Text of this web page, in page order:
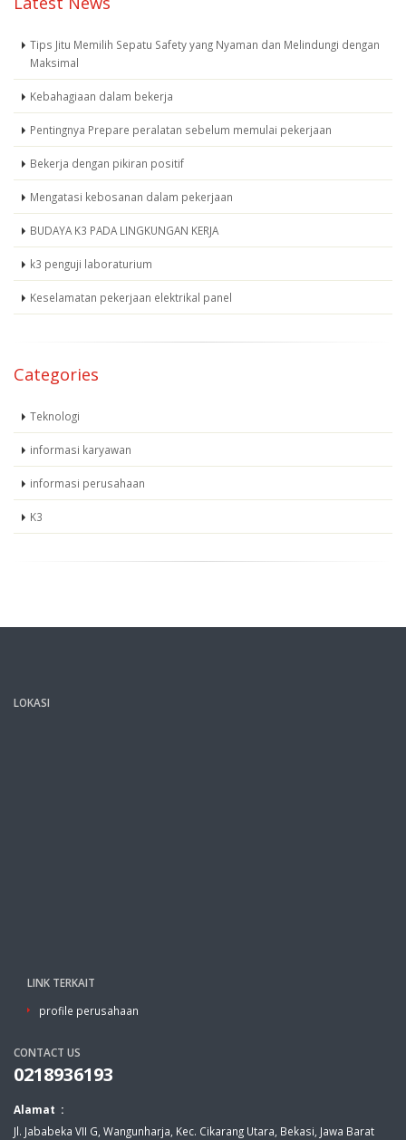
Tips Jitu Memilih Sepatu Safety yang Nyaman dan Melindungi dengan
Maksimal
Kebahagiaan dalam bekerja
Pentingnya Prepare peralatan sebelum memulai pekerjaan
Bekerja dengan pikiran positif
Mengatasi kebosanan dalam pekerjaan
BUDAYA K3 PADA LINGKUNGAN KERJA
k3 penguji laboraturium
Keselamatan pekerjaan elektrikal panel
Categories
Teknologi
informasi karyawan
informasi perusahaan
K3
LOKASI
LINK TERKAIT
profile perusahaan
CONTACT US
0218936193
Alamat :
Jl. Jababeka VII G, Wangunharja, Kec. Cikarang Utara, Bekasi, Jawa Barat